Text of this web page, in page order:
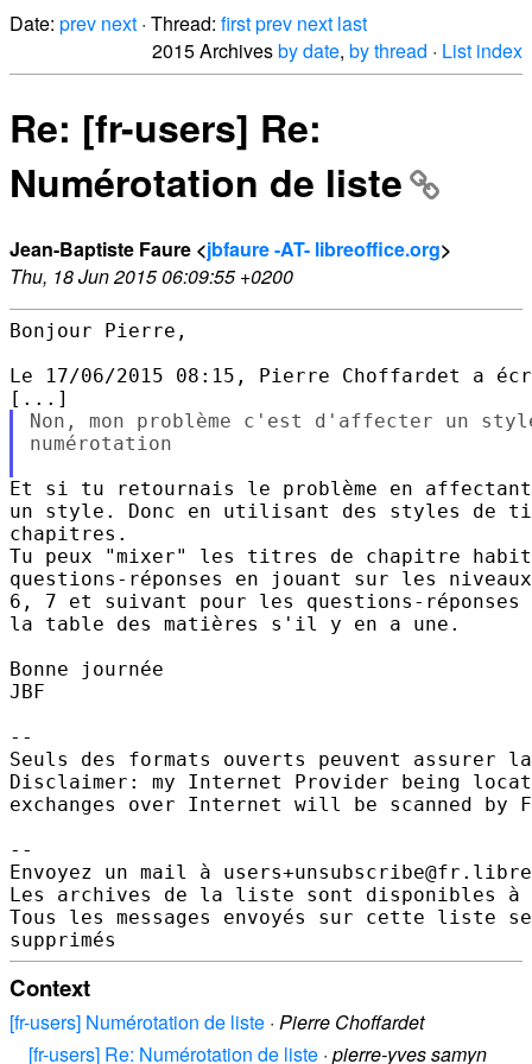
Date: prev next · Thread: firstprev next last
2015 Archivesby date, by thread · List index
Re: [fr-users] Re:
Numérotation de liste
Jean-Baptiste Faure <jbfaure -AT- libreoffice.org>
Thu, 18 Jun 2015 06:09:55 +0200
Bonjour Pierre,
Le 17/06/2015 08:15, Pierre Choffardet a
Non, mon problème c'est d'affecter un
numérotation
Et si tu retournais le problème en affectant
un style. Donc en utilisant des styles de
chapitres.
Tu peux "mixer" les titres de chapitre
questions-réponses en jouant sur les
6, 7 et suivant pour les questions-
la table des matières s'il y en a une.
Bonne journée
JBF
--
Seuls des formats ouverts peuvent assurer
Disclaimer: my Internet Provider being
exchanges over Internet will be scanned by
--
Envoyez un mail à
Les archives de la liste sont disponibles à
Tous les messages envoyés sur cette liste
Context
[fr-users] Numérotation de liste · Pierre Choffardet
[fr-users] Re: Numérotation de liste · pierre-yves samyn